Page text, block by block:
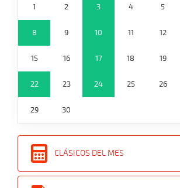
1 2 3 4 5
8 9 10 11 12
15 16 17 18 19
22 23 24 25 26
29 30
CLÁSICOS DEL MES